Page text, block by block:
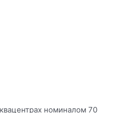
номиналом 70